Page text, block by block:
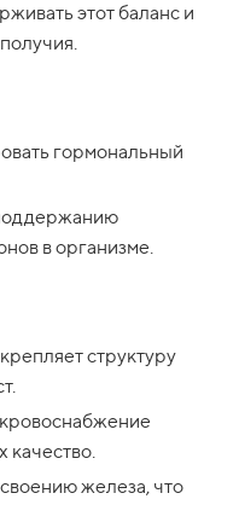
этот баланс и
гормональный
в организме.
структуру
качество.
железа, что